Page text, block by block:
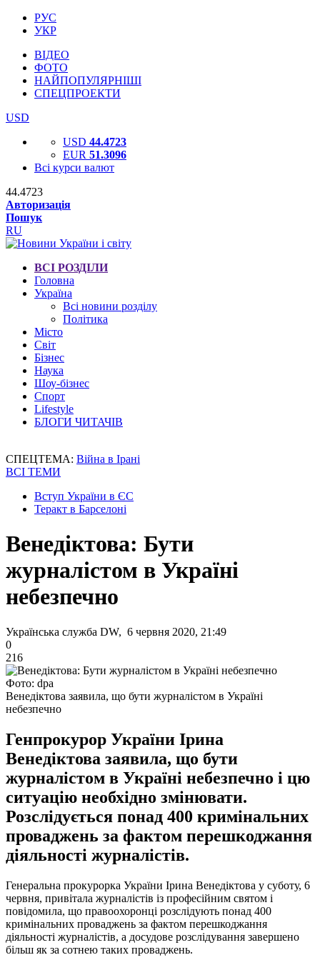
РУС
УКР
ВІДЕО
ФОТО
НАЙПОПУЛЯРНІШІ
СПЕЦПРОЕКТИ
USD
USD 44.4723
EUR 51.3096
Всі курси валют
44.4723
Авторизація
Пошук
RU
ВСІ РОЗДІЛИ
Головна
Україна
Всі новини розділу
Політика
Місто
Світ
Бізнес
Наука
Шоу-бізнес
Спорт
Lifestyle
БЛОГИ ЧИТАЧІВ
СПЕЦТЕМА: Війна в Ірані
ВСІ ТЕМИ
Вступ України в ЄС
Теракт в Барселоні
Венедіктова: Бути
журналістом в Україні
небезпечно
Українська служба DW, 6 червня 2020, 21:49
0
216
Фото: dpa
Венедіктова заявила, що бути журналістом в Україні
небезпечно
Генпрокурор України Ірина
Венедіктова заявила, що бути
журналістом в Україні небезпечно і цю
ситуацію необхідно змінювати.
Розслідується понад 400 кримінальних
проваджень за фактом перешкоджання
діяльності журналістів.
Генеральна прокурорка України Ірина Венедіктова у суботу, 6
червня, привітала журналістів із професійним святом і
повідомила, що правоохоронці розслідують понад 400
кримінальних проваджень за фактом перешкоджання
діяльності журналістів, а досудове розслідування завершено
більш як за сотнею таких проваджень.